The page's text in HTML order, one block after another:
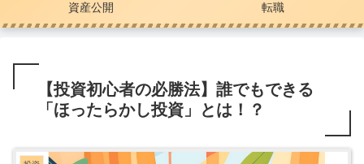
資産公開 転職
【投資初心者の必勝法】誰でもできる
「ほったらかし投資」とは！？